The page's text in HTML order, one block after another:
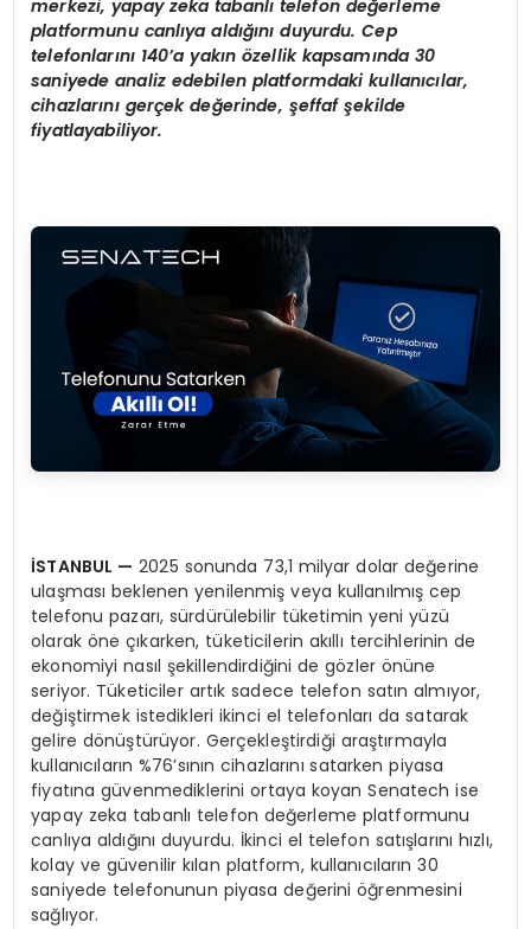
merkezi, yapay zeka tabanlı telefon değerleme
platformunu canlıya aldığını duyurdu. Cep
telefonlarını 140’a yakın özellik kapsamında 30
saniyede analiz edebilen platformdaki kullanıcılar,
cihazlarını gerçek değerinde, şeffaf şekilde
fiyatlayabiliyor.
İSTANBUL — 2025 sonunda 73,1 milyar dolar değerine
ulaşması beklenen yenilenmiş veya kullanılmış cep
telefonu pazarı, sürdürülebilir tüketimin yeni yüzü
olarak öne çıkarken, tüketicilerin akıllı tercihlerinin de
ekonomiyi nasıl şekillendirdiğini de gözler önüne
seriyor. Tüketiciler artık sadece telefon satın almıyor,
değiştirmek istedikleri ikinci el telefonları da satarak
gelire dönüştürüyor. Gerçekleştirdiği araştırmayla
kullanıcıların %76’sının cihazlarını satarken piyasa
fiyatına güvenmediklerini ortaya koyan Senatech ise
yapay zeka tabanlı telefon değerleme platformunu
canlıya aldığını duyurdu. İkinci el telefon satışlarını hızlı,
kolay ve güvenilir kılan platform, kullanıcıların 30
saniyede telefonunun piyasa değerini öğrenmesini
sağlıyor.